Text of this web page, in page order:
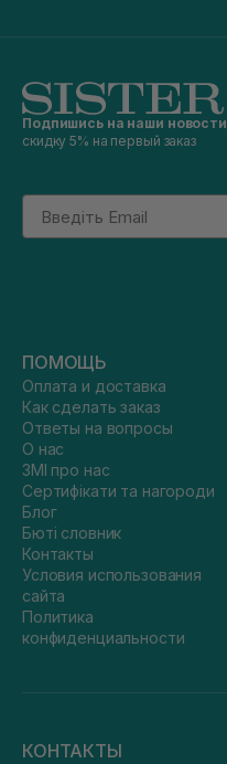
Подпишись на наши новости
скидку 5% на первый заказ
Email
ПОМОЩЬ
Оплата и доставка
Как сделать заказ
Ответы на вопросы
О нас
ЗМІ про нас
Сертифікати та нагороди
Блог
Бюті словник
Контакты
Условия использования
сайта
Политика
конфиденциальности
КОНТАКТЫ